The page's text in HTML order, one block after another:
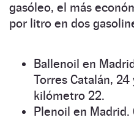
gasóleo, el más
por litro en dos
Ballenoil en
Torres Catalán,
kilómetro 22.
Plenoil en Madrid.